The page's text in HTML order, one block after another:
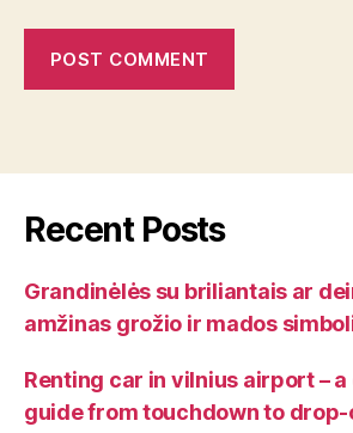
Recent Posts
Grandinėlės su briliantais ar
amžinas grožio ir mados
Renting car in vilnius airport –
guide from touchdown to